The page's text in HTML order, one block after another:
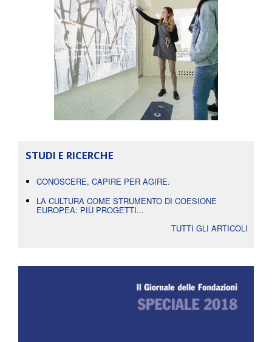
STUDI E RICERCHE
CONOSCERE, CAPIRE PER AGIRE.
LA CULTURA COME STRUMENTO DI COESIONE
EUROPEA: PIÙ PROGETTI...
TUTTI GLI ARTICOLI